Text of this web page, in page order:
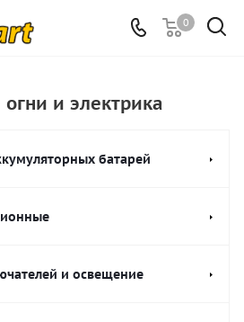
0
и электрика
батарей
и освещение